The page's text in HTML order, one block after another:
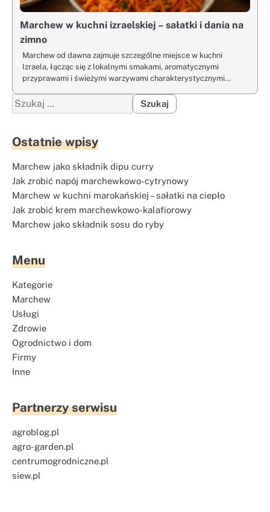
Marchew w kuchni izraelskiej – sałatki i dania na
zimno
Marchew od dawna zajmuje szczególne miejsce w kuchni
Izraela, łącząc się z lokalnymi smakami, aromatycznymi
przyprawami i świeżymi warzywami charakterystycznymi…
Szukaj:
Ostatnie wpisy
Marchew jako składnik dipu curry
Jak zrobić napój marchewkowo-cytrynowy
Marchew w kuchni marokańskiej – sałatki na ciepło
Jak zrobić krem marchewkowo-kalafiorowy
Marchew jako składnik sosu do ryby
Menu
Kategorie
Marchew
Usługi
Zdrowie
Ogrodnictwo i dom
Firmy
Inne
Partnerzy serwisu
agroblog.pl
agro-garden.pl
centrumogrodniczne.pl
siew.pl